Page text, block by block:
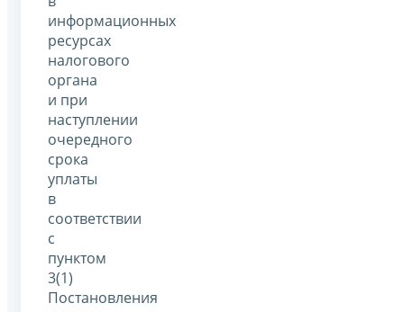
информационных
ресурсах
налогового
органа
и при
наступлении
очередного
срока
уплаты
в
соответствии
с
пунктом
3(1)
Постановления